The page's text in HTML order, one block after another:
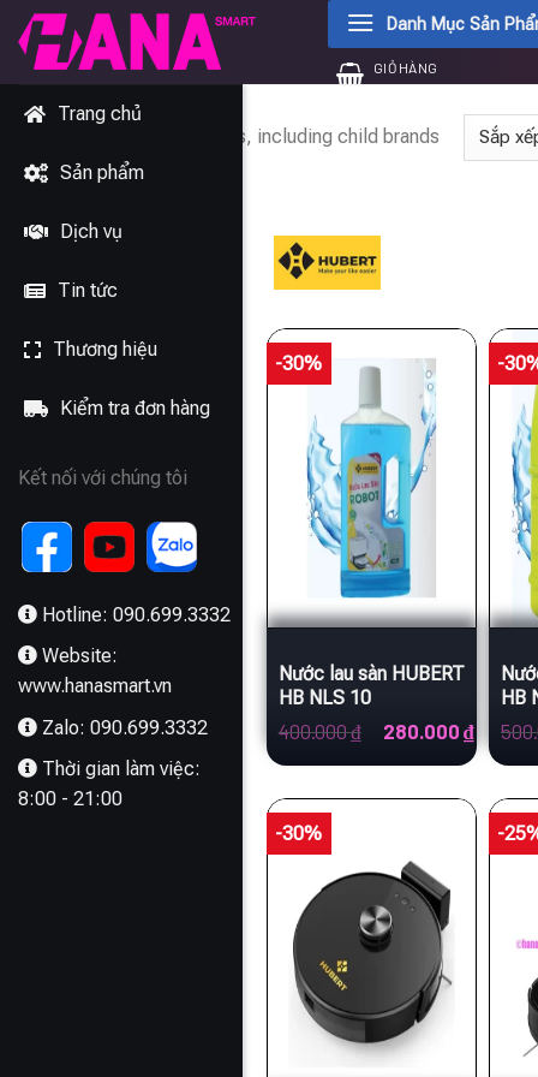
Chuyển
đến
dung
Danh Mục Sản
GIỎ HÀNG
Showing 1–24 of 93 results, including child brands
Trang chủ
Sản phẩm
Dịch vụ
Tin tức
Thương hiệu
Kiểm tra đơn hàng
Kết nối với chúng tôi
Hotline: 090.699.3332
Website:
www.hanasmart.vn
Zalo: 090.699.3332
Thời gian làm việc:
8:00 - 21:00
-30%
Nước lau sàn HUBERT
HB NLS 10
400.000₫
Giá
là:
280.000 ₫Giá
hiện
tại
-
HB
-30% -